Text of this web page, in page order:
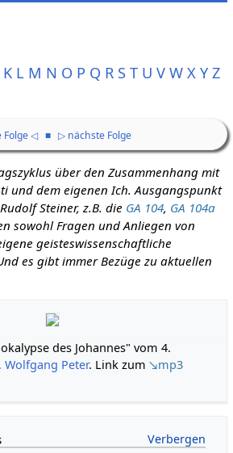
K L M N O P Q R S T U V W X Y Z
Folge ◁ ■ ▷ nächste Folge
über den Zusammenhang mit
und dem eigenen Ich. Ausgangspunkt
Steiner, z.B. die GA 104, GA 104a
sowohl Fragen und Anliegen von
geisteswissenschaftliche
es gibt immer Bezüge zu aktuellen
des Johannes" vom 4.
Wolfgang Peter. Link zum↘mp3